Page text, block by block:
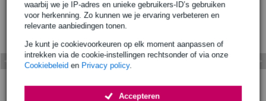
waarbij we je IP-adres en unieke gebruikers-ID’s gebruiken
voor herkenning. Zo kunnen we je ervaring verbeteren en
relevante aanbiedingen tonen.
Je kunt je cookievoorkeuren op elk moment aanpassen of
intrekken via de cookie-instellingen rechtsonder of via onze
Cookiebeleid en Privacy policy.
Accepteren